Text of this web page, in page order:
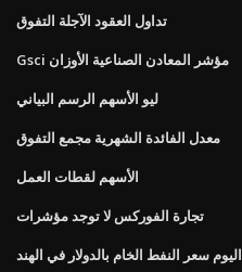
تداول العقود الآجلة التفوق
Gsci مؤشر المعادن الصناعية الأوزان
ليو الأسهم الرسم البياني
معدل الفائدة الشهرية مجمع التفوق
الأسهم لقطات العمل
تجارة الفوركس لا توجد مؤشرات
اليوم سعر النفط الخام بالدولار في الهند